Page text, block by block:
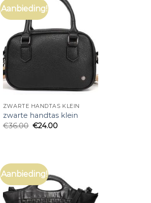
Aanbieding!
ZWARTE HANDTAS KLEIN
zwarte handtas klein
€36.00 €24.00
Aanbieding!